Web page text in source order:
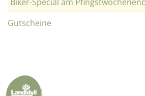
Gutscheine